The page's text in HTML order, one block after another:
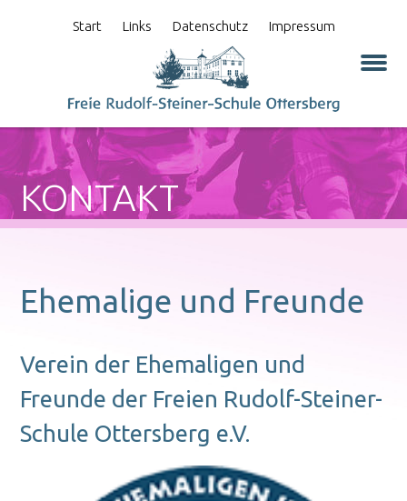
Start Links Datenschutz Impressum
KONTAKT
Ehemalige und Freunde
Verein der Ehemaligen und
Freunde der Freien Rudolf-Steiner-
Schule Ottersberg e.V.